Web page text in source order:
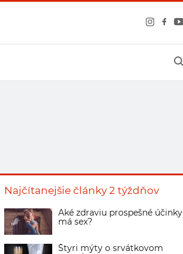
Najčítanejšie články 2 týždňov
Aké zdraviu prospešné účinky
má sex?
Štyri mýty o srvátkovom